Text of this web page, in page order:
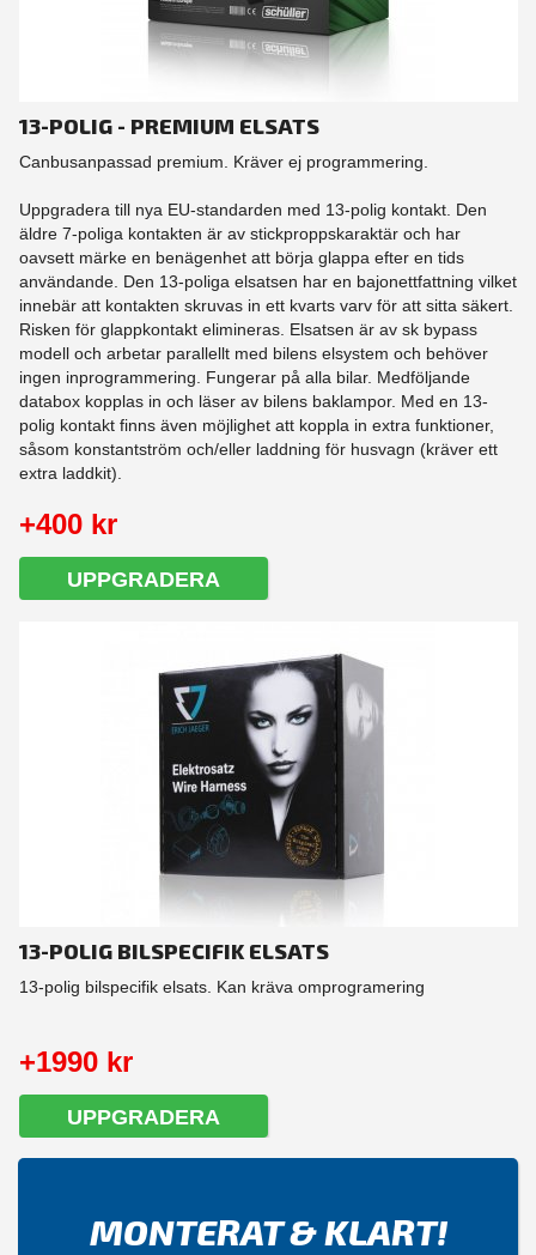
13-POLIG - PREMIUM ELSATS
Canbusanpassad premium. Kräver ej programmering.
Uppgradera till nya EU-standarden med 13-polig kontakt. Den
äldre 7-poliga kontakten är av stickproppskaraktär och har
oavsett märke en benägenhet att börja glappa efter en tids
användande. Den 13-poliga elsatsen har en bajonettfattning vilket
innebär att kontakten skruvas in ett kvarts varv för att sitta säkert.
Risken för glappkontakt elimineras. Elsatsen är av sk bypass
modell och arbetar parallellt med bilens elsystem och behöver
ingen inprogrammering. Fungerar på alla bilar. Medföljande
databox kopplas in och läser av bilens baklampor. Med en 13-
polig kontakt finns även möjlighet att koppla in extra funktioner,
såsom konstantström och/eller laddning för husvagn (kräver ett
extra laddkit).
+400 kr
UPPGRADERA
13-POLIG BILSPECIFIK ELSATS
13-polig bilspecifik elsats. Kan kräva omprogramering
+1990 kr
UPPGRADERA
MONTERAT & KLART!